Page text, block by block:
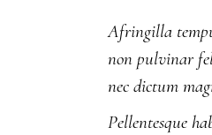
Afringilla
non pulvinar
nec dictum
Pellentesque